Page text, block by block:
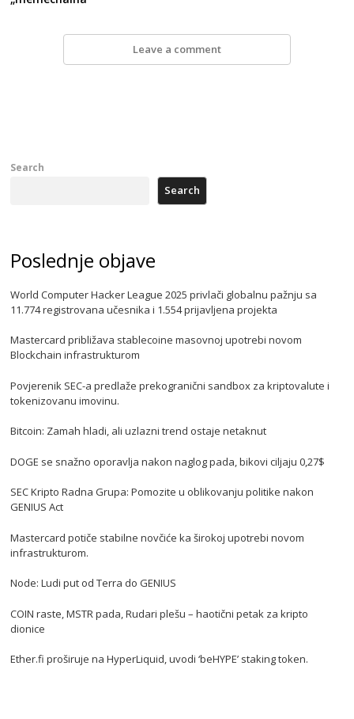
Leave a comment
Search
Search
Poslednje objave
World Computer Hacker League 2025 privlači globalnu pažnju sa
11.774 registrovana učesnika i 1.554 prijavljena projekta
Mastercard približava stablecoine masovnoj upotrebi novom
Blockchain infrastrukturom
Povjerenik SEC-a predlaže prekogranični sandbox za kriptovalute i
tokenizovanu imovinu.
Bitcoin: Zamah hladi, ali uzlazni trend ostaje netaknut
DOGE se snažno oporavlja nakon naglog pada, bikovi ciljaju 0,27$
SEC Kripto Radna Grupa: Pomozite u oblikovanju politike nakon
GENIUS Act
Mastercard potiče stabilne novčiće ka širokoj upotrebi novom
infrastrukturom.
Node: Ludi put od Terra do GENIUS
COIN raste, MSTR pada, Rudari plešu – haotični petak za kripto
dionice
Ether.fi proširuje na HyperLiquid, uvodi ‘beHYPE’ staking token.